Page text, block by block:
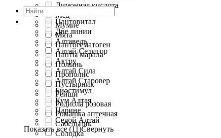
Лимонная кислота
Мед
Мумие
Мята
Пантогематоген
Панты марала
Полынь
Прополис
Пустырник
Рейши
Родиола розовая
Ромашка аптечная
Сабельник
Солодка
Пантовитал
Две линии
Алтаведъ
Алтай-Селигор
Актру
Алтай Сила
Алтай Старовер
Биостимул
Кум Алтая
Нарине
Седой Алтай
Показать все (11)Свернуть